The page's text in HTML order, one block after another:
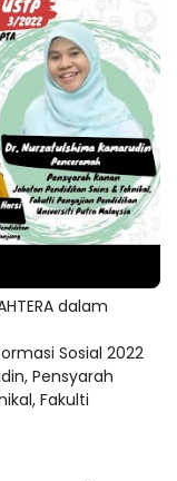
dalam
Sosial 2022
Pensyarah
Fakulti